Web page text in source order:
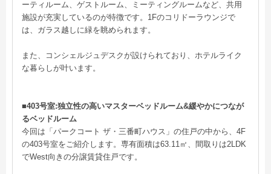
ーティルーム、ゲストルーム、ミーティングルームなど、共用
施設が充実しているのが特徴です。1Fのコリドーラウンジで
は、ガラス越しに緑を眺められます。
また、コンシェルジュデスクが設けられており、ホテルライク
な暮らしが叶います。
■403号室:独立性の高いマスターベッドルーム&緩やかにつなが
るベッドルーム
今回は「パークコート ザ・三番町ハウス」の住戸の中から、4F
の403号室をご紹介します。専有面積は63.11㎡、間取りは2LDK
でWest向きの分譲賃貸住戸です。